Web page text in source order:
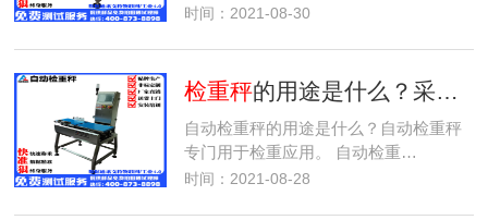
时间：2021-08-30
检重秤的用途是什么？采用检重的行业有哪些？
自动检重秤的用途是什么？自动检重秤
专门用于检重应用。 自动检重…
时间：2021-08-28